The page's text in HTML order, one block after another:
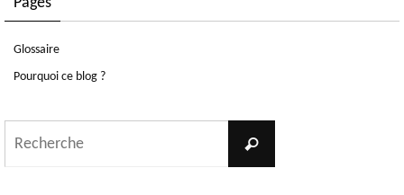
Glossaire
Pourquoi ce blog ?
Recherche